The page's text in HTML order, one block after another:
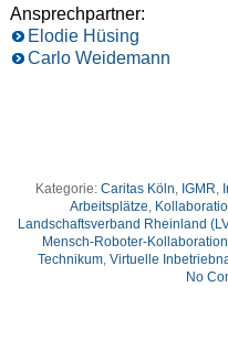
Ansprechpartner:
Elodie Hüsing
Carlo Weidemann
Kategorie: Caritas Köln IGMR
Arbeitsplätze
Landschaftsverband Rheinland
Mensch-Roboter-Kollaboration
Technikum, Virtuelle
No